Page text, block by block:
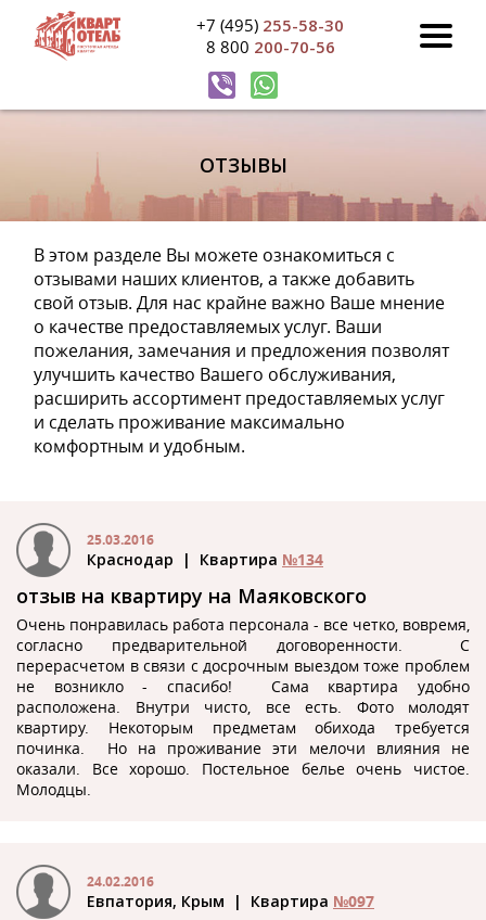
+7 (495) 255-58-30
8 800 200-70-56
ОТЗЫВЫ
В этом разделе Вы можете ознакомиться с
отзывами наших клиентов, а также добавить
свой отзыв. Для нас крайне важно Ваше мнение
о качестве предоставляемых услуг. Ваши
пожелания, замечания и предложения позволят
улучшить качество Вашего обслуживания,
расширить ассортимент предоставляемых услуг
и сделать проживание максимально
комфортным и удобным.
25.03.2016
Краснодар | Квартира №134
отзыв на квартиру на Маяковского
Очень понравилась работа персонала - все четко, вовремя,
согласно предварительной договоренности. С
перерасчетом в связи с досрочным выездом тоже проблем
не возникло - спасибо! Сама квартира удобно
расположена. Внутри чисто, все есть. Фото молодят
квартиру. Некоторым предметам обихода требуется
починка. Но на проживание эти мелочи влияния не
оказали. Все хорошо. Постельное белье очень чистое.
Молодцы.
24.02.2016
Евпатория, Крым | Квартира №097